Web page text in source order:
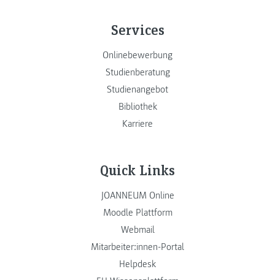
Services
Onlinebewerbung
Studienberatung
Studienangebot
Bibliothek
Karriere
Quick Links
JOANNEUM Online
Moodle Plattform
Webmail
Mitarbeiter:innen-Portal
Helpdesk